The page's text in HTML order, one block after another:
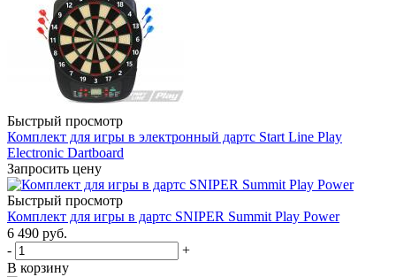
Быстрый просмотр
Комплект для игры в электронный дартс Start Line Play
Electronic Dartboard
Запросить цену
Быстрый просмотр
Комплект для игры в дартс SNIPER Summit Play Power
6 490 руб.
-
+
В корзину